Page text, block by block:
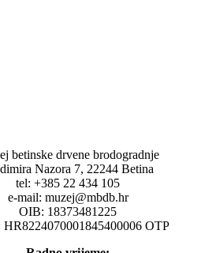
betinske drvene brodogradnje
Nazora 7, 22244 Betina
tel: +385 22 434 105
e-mail: muzej@mbdb.hr
OIB: 18373481225
OTP